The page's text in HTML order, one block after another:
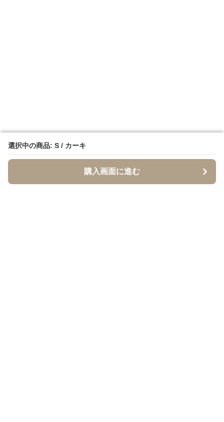
選択中の商品: S / カーキ
購入画面に進む
選択中の商品: S / カーキ
購入画面に進む